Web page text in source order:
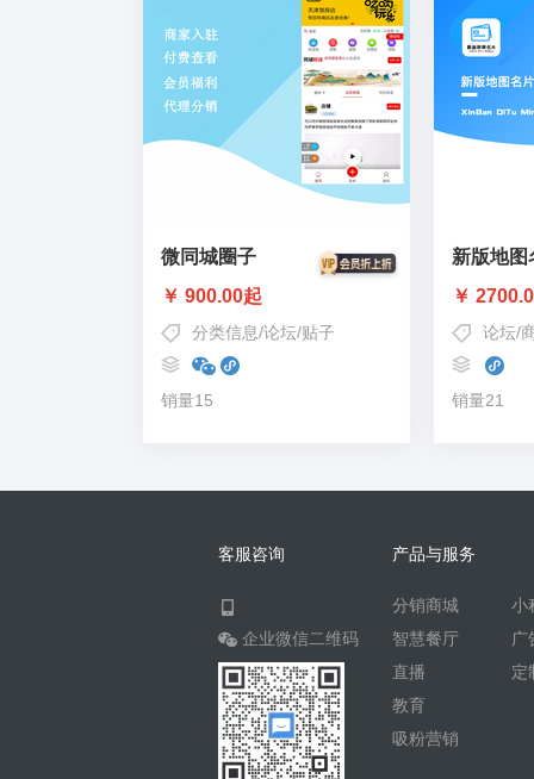
微同城圈子
￥ 900.00起
分类信息/论坛/贴子
销量15
新版地图
￥
论坛/
销量21
客服咨询
企业微信二维码
产品与服务
分销商城
智慧餐厅
直播
教育
吸粉营销
小
广
定